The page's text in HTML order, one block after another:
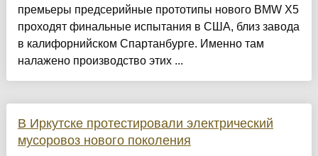
премьеры предсерийные прототипы нового BMW X5
проходят финальные испытания в США, близ завода
в калифорнийском Спартанбурге. Именно там
налажено производство этих ...
В Иркутске протестировали электрический
мусоровоз нового поколения